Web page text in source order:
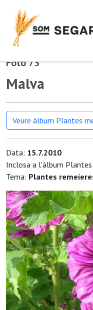
Foto 73
Malva
Veure àlbum Plantes
Data: 15.7.2010
Inclosa a l'àlbum Plantes
Tema: Plantes